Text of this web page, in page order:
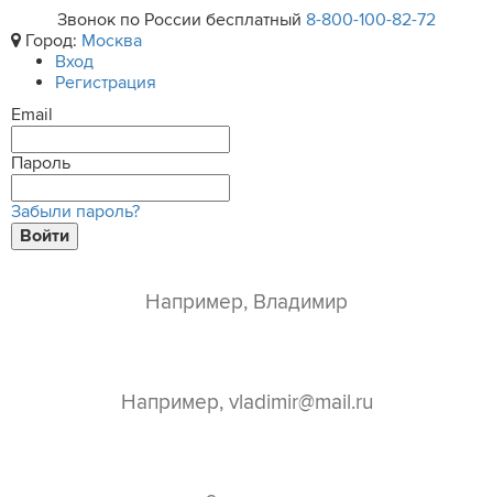
Звонок по России бесплатный 8-800-100-82-72
Город: Москва
Вход
Регистрация
Email
Пароль
Забыли пароль?
Войти